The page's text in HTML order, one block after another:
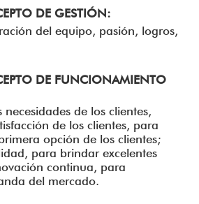
DE GESTIÓN:
del equipo, pasión, logros,
DE FUNCIONAMIENTO
de los clientes,
de los clientes, para
opción de los clientes;
para brindar excelentes
continua, para
del mercado.